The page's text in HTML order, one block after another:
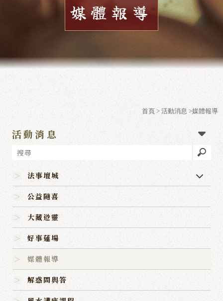
媒體報導
首頁 > 活動消息 >媒體報導
活動消息
法事壇城
公益隨喜
大藏逤靈
好事蓮場
媒體報導
解惑問與答